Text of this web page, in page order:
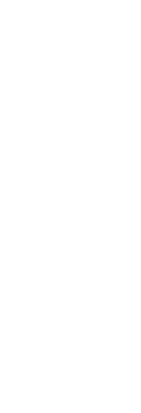
des
viennent